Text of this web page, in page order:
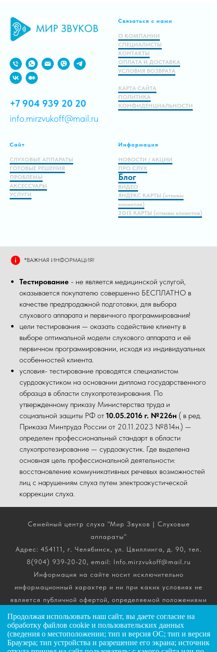
В корзину
Продолжая использовать наш сайт, вы даете согласие на
обработку файлов cookie и пользовательских данных
(сведения о местоположении; тип и версия ОС; тип и версия
Браузера; тип устройства и разрешение его экрана; источник
+7 904 939 20 20
info.mirzvukoff@mail.ru
Связаться с нами
О КОМПАНИИ
СПЕЦИАЛИСТЫ
КОНТАКТЫ
ОПЛАТА И ДОСТАВКА
УСЛОВИЯ ВОЗВРАТА
КАРТА САЙТА
ПОЛИТИКА
КОНФИДЕНЦИАЛЬНОСТИ
Сайт
СЛУХОВЫЕ АППАРАТЫ
ГОТОВЫЕ РЕШЕНИЯ
ПРОБЛЕМЫ
АКСЕССУАРЫ
УСЛУГИ
Информация
НОВОСТИ / АКЦИИ
ПРО СЛУХ
Блог
ВИДЕО
ЯНДЕКС КАРТЫ (отзывы
клиентов)
2GIS КАРТЫ (отзывы клиентов)
*ВАЖНАЯ ИНФОРМАЦИЯ!
Тестирование - не является медицинской услугой,
оказывается покупателю совершенно БЕСПЛАТНО в
качестве предпродажной подготовки, для выбора
слухового аппарата и первичного программирования!
цели тестирования — оказать содействие клиенту в
выборе оптимальной модели слухового аппарата и её
первичном программировании, исходя из индивидуальных
особенностей клиента.
условия- тестирование проводятся специалистом
сурдоакустиком на основании диплома государственного
образца в области слухопротезирования. По
утвержденному приказу Министерства труда и
социальной защиты РФ от 10.05.2016 г. №226н ( в ред.
Приказа Минтруда России от 20.11.2023 №814н.) —
определен профессиональный стандарт в области
слухопротезирование — сурдоакустик. Где выделена
основная цель профессиональной деятельности:
восстановление коммуникативных речевых возможностей
лиц с нарушениям слуха путем электроакустической
коррекции слуха.
Семейный центр слуха "Мир Звуков | Слуховые
аппараты"
Адрес: 454111, г. Челябинск, ул. Цвиллинга, д. 90, тел.
8(904) 939-20-20, email: Info.mirzvukoff@mail.ru
Информация на сайте носит исключительно
информационный характер и ни при каких условиях не
является публичной офертой, определяемой положениями
ч. 2 ст. 437 Гражданского кодекса РФ. Получить
подробную информацию о стоимости, комплектации и
сроках выполнения услуг вы можете по телефону горячей
линии.